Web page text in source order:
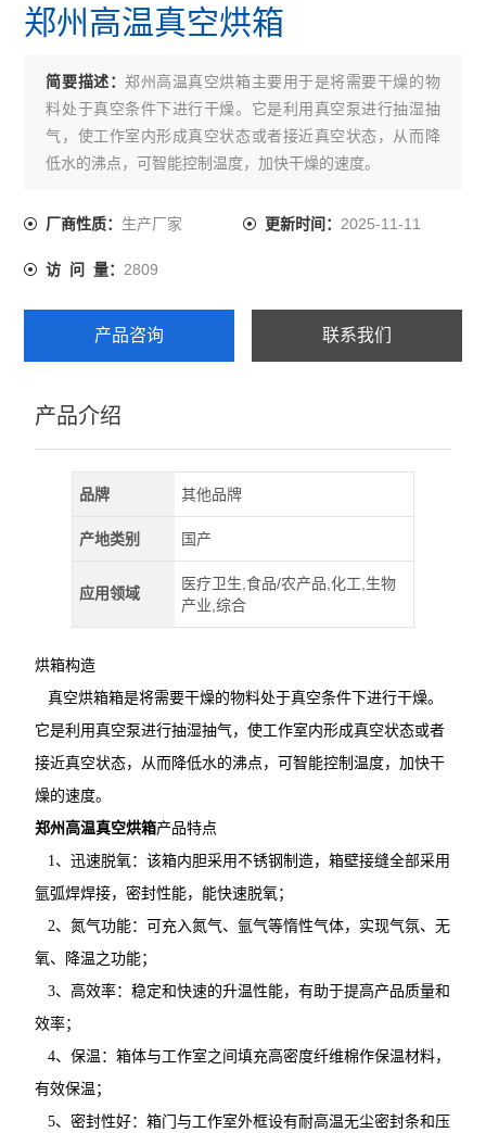
郑州高温真空烘箱
简要描述：郑州高温真空烘箱主要用于是将需要干燥的物
料处于真空条件下进行干燥。它是利用真空泵进行抽湿抽
气，使工作室内形成真空状态或者接近真空状态，从而降
低水的沸点，可智能控制温度，加快干燥的速度。
厂商性质： 生产厂家 更新时间： 2025-11-11
访 问 量：2809
产品咨询 联系我们
产品介绍
品牌 其他品牌
产地类别 国产
应用领域
医疗卫生,食品/农产品,化工,生物
产业,综合
烘箱构造
真空烘箱箱是将需要干燥的物料处于真空条件下进行干燥。
它是利用真空泵进行抽湿抽气，使工作室内形成真空状态或者
接近真空状态，从而降低水的沸点，可智能控制温度，加快干
燥的速度。
郑州高温真空烘箱产品特点
1、迅速脱氧：该箱内胆采用不锈钢制造，箱壁接缝全部采用
氩弧焊焊接，密封性能，能快速脱氧；
2、氮气功能：可充入氮气、氩气等惰性气体，实现气氛、无
氧、降温之功能；
3、高效率：稳定和快速的升温性能，有助于提高产品质量和
效率；
4、保温：箱体与工作室之间填充高密度纤维棉作保温材料，
有效保温；
5、密封性好：箱门与工作室外框设有耐高温无尘密封条和压